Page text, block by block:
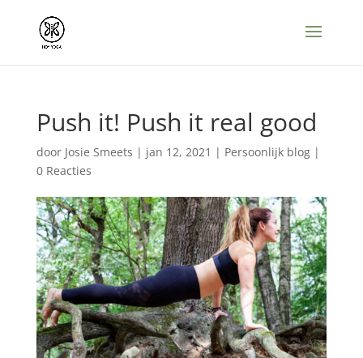
Push it! Push it real good
door Josie Smeets | jan 12, 2021 | Persoonlijk blog|
0 Reacties